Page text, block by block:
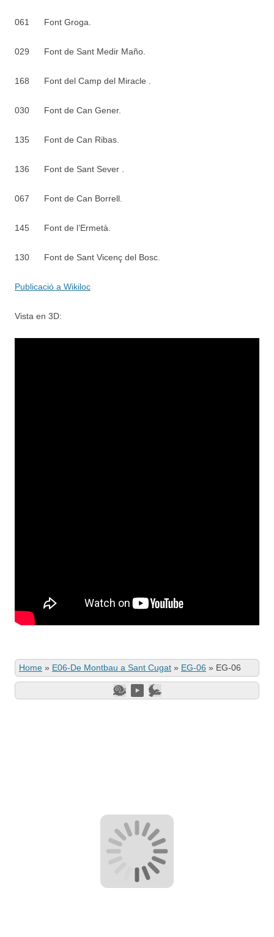
061 Font Groga.
029 Font de Sant Medir Maño.
168 Font del Camp del Miracle .
030 Font de Can Gener.
135 Font de Can Ribas.
136 Font de Sant Sever .
067 Font de Can Borrell.
145 Font de l’Ermetà.
130 Font de Sant Vicenç del Bosc.
Publicació a Wikiloc
Vista en 3D:
Home » E06-De Montbau a Sant Cugat » EG-06 » EG-06